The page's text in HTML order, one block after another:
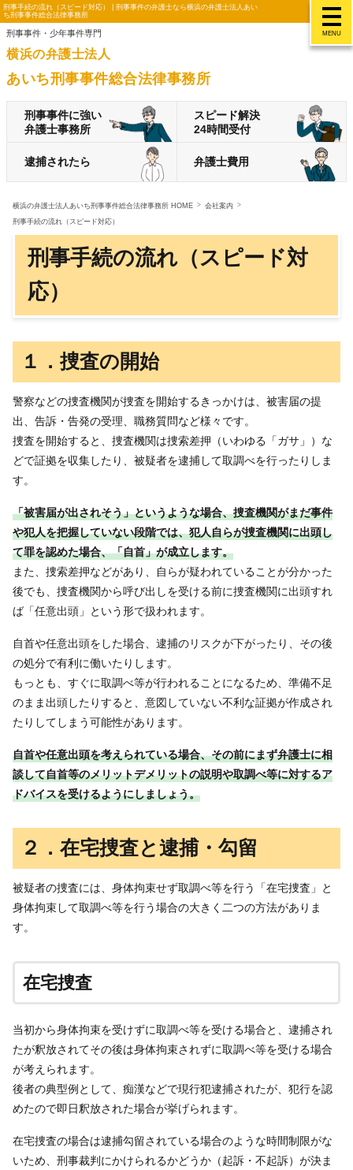
MENU
刑事手続の流れ（スピード対応） | 刑事事件の弁護士なら横浜の弁護士法人あい
ち刑事事件総合法律事務所
刑事事件・少年事件専門
横浜の弁護士法人
あいち刑事事件総合法律事務所
刑事事件に強い
弁護士事務所
スピード解決
24時間受付
逮捕されたら 弁護士費用
横浜の弁護士法人あいち刑事事件総合法律事務所 HOME
会社案内
刑事手続の流れ（スピード対応）
刑事手続の流れ（スピード対
応）
１．捜査の開始
警察などの捜査機関が捜査を開始するきっかけは、被害届の提
出、告訴・告発の受理、職務質問など様々です。
捜査を開始すると、捜査機関は捜索差押（いわゆる「ガサ」）な
どで証拠を収集したり、被疑者を逮捕して取調べを行ったりしま
す。
「被害届が出されそう」というような場合、捜査機関がまだ事件
や犯人を把握していない段階では、犯人自らが捜査機関に出頭し
て罪を認めた場合、「自首」が成立します。
また、捜索差押などがあり、自らが疑われていることが分かった
後でも、捜査機関から呼び出しを受ける前に捜査機関に出頭すれ
ば「任意出頭」という形で扱われます。
自首や任意出頭をした場合、逮捕のリスクが下がったり、その後
の処分で有利に働いたりします。
もっとも、すぐに取調べ等が行われることになるため、準備不足
のまま出頭したりすると、意図していない不利な証拠が作成され
たりしてしまう可能性があります。
自首や任意出頭を考えられている場合、その前にまず弁護士に相
談して自首等のメリットデメリットの説明や取調べ等に対するア
ドバイスを受けるようにしましょう。
２．在宅捜査と逮捕・勾留
被疑者の捜査には、身体拘束せず取調べ等を行う「在宅捜査」と
身体拘束して取調べ等を行う場合の大きく二つの方法がありま
す。
在宅捜査
当初から身体拘束を受けずに取調べ等を受ける場合と、逮捕され
たが釈放されてその後は身体拘束されずに取調べ等を受ける場合
が考えられます。
後者の典型例として、痴漢などで現行犯逮捕されたが、犯行を認
めたので即日釈放された場合が挙げられます。
在宅捜査の場合は逮捕勾留されている場合のような時間制限がな
いため、刑事裁判にかけられるかどうか（起訴・不起訴）が決ま